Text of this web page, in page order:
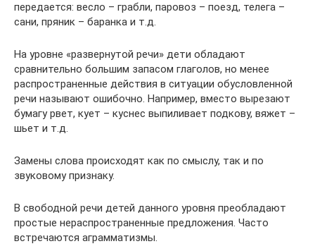
передается: весло – грабли, паровоз – поезд, телега –
сани, пряник – баранка и т.д.
На уровне «развернутой речи» дети обладают
сравнительно большим запасом глаголов, но менее
распространенные действия в ситуации обусловленной
речи называют ошибочно. Например, вместо вырезают
бумагу рвет, кует – куснес выпиливает подкову, вяжет –
шьет и т.д.
Замены слова происходят как по смыслу, так и по
звуковому признаку.
В свободной речи детей данного уровня преобладают
простые нераспространенные предложения. Часто
встречаются аграмматизмы.